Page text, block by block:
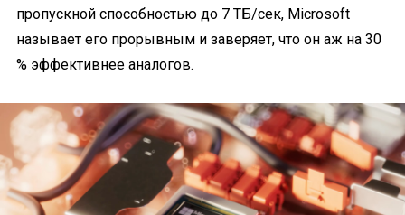
пропускной способностью до 7 ТБ/сек, Microsoft
называет его прорывным и заверяет, что он аж на 30
% эффективнее аналогов.